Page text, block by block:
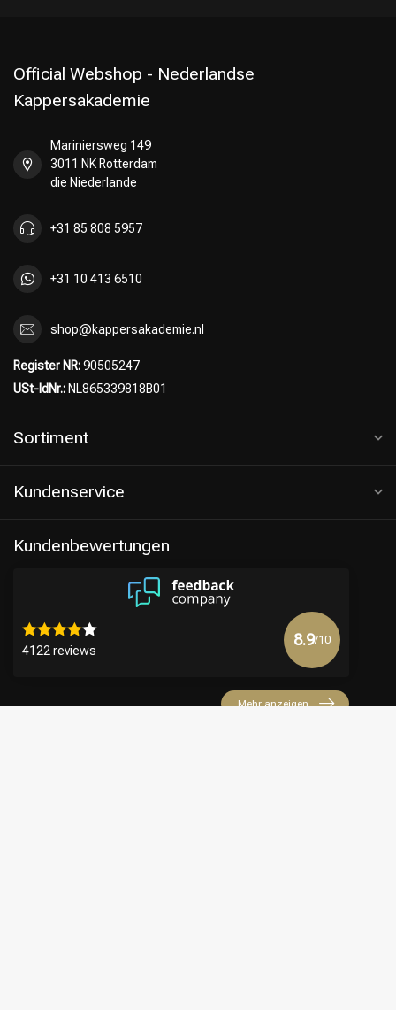
Official Webshop - Nederlandse
Kappersakademie
Mariniersweg 149
3011 NK Rotterdam
die Niederlande
+31 85 808 5957
+31 10 413 6510
shop@kappersakademie.nl
Register NR:90505247
USt-IdNr.: NL865339818B01
Sortiment
Kundenservice
Kundenbewertungen
4122 reviews
8.9/10
Mehr anzeigen